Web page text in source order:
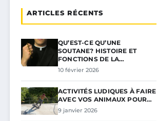
ARTICLES RÉCENTS
QU’EST-CE QU’UNE
SOUTANE? HISTOIRE ET
FONCTIONS DE LA…
10 février 2026
ACTIVITÉS LUDIQUES À FAIRE
AVEC VOS ANIMAUX POUR…
9 janvier 2026